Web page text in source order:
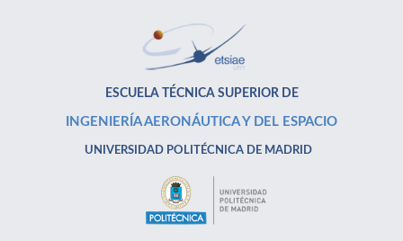
ESCUELA TÉCNICA SUPERIOR DE
INGENIERÍA AERONÁUTICA Y DEL ESPACIO
UNIVERSIDAD POLITÉCNICA DE MADRID